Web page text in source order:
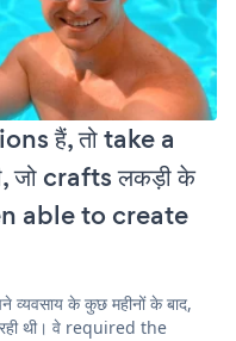
हैं, तो take a
जो crafts लकड़ी के
able to create
के कुछ महीनों के बाद,
थी। वे required the